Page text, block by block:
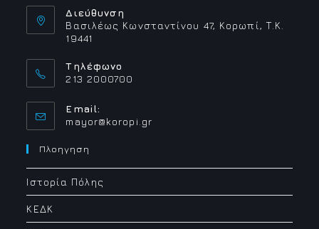
Διεύθυνση
Βασιλέως Κωνσταντίνου 47, Κορωπί, Τ.Κ.
19441
Τηλέφωνο
213 2000700
Email:
mayor@koropi.grOpens
Πλοηγηση
Ιστορία Πόλης
ΚΕΔΚ